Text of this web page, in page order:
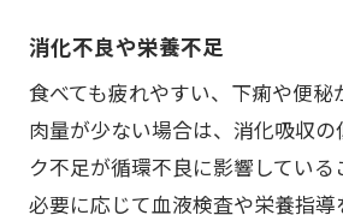
消化不良や栄養不足
食べても疲れやすい、下痢や便秘
肉量が少ない場合は、消化吸収
ク不足が循環不良に影響している
必要に応じて血液検査や栄養指導